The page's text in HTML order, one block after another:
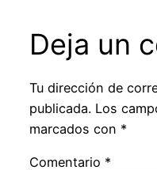
Deja un
Tu dirección de
publicada. Los
marcados con *
Comentario *